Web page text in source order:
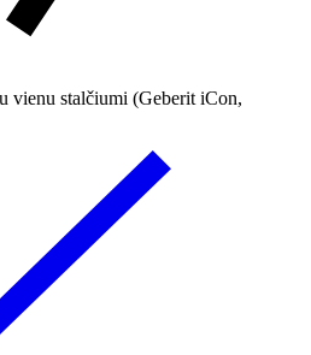
vienu stalčiumi (Geberit iCon,